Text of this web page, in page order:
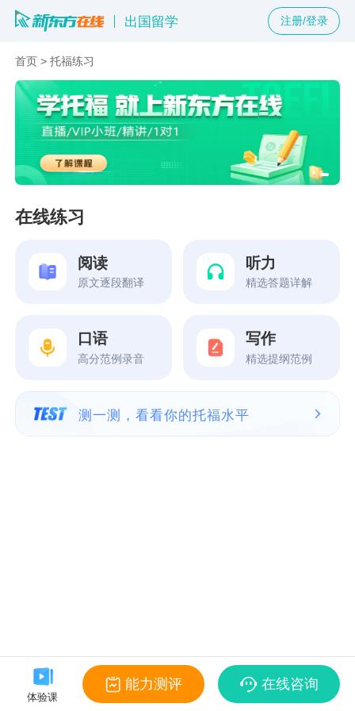
出国留学 注册/登录
首页 >托福练习
在线练习
阅读
原文逐段翻译
听力
精选答题详解
口语
高分范例录音
写作
精选提纲范例
测一测，看看你的托福水平
体验课
能力测评 在线咨询